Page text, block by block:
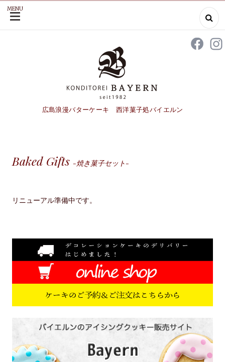
SKIP
CONTENT
広島浪漫バターケーキ 西洋菓子処バイエルン
MENU
Baked Gifts -焼き菓子セット-
リニューアル準備中です。